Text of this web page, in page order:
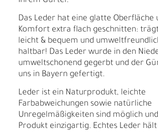
Das Leder hat eine glatte Oberfläche
Komfort extra flach geschnitten:
leicht & bequem und
haltbar! Das Leder wurde in den
umweltschonend gegerbt und der
uns in Bayern gefertigt.
Leder ist ein Naturprodukt, leichte
Farbabweichungen sowie natürliche
Unregelmäßigkeiten sind möglich
Produkt einzigartig. Echtes Leder